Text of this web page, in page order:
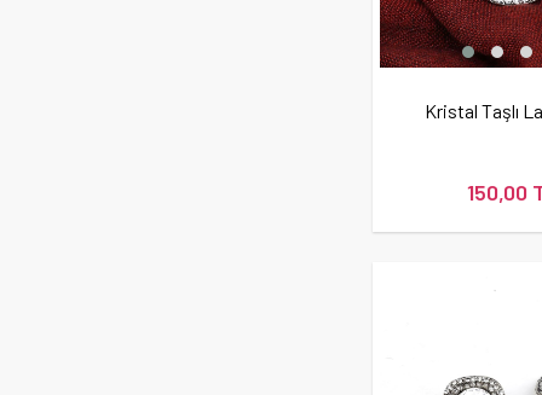
Kristal Taşlı
150,00